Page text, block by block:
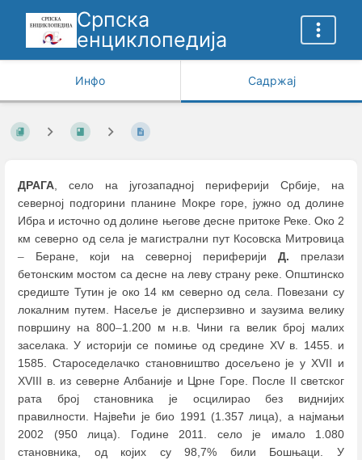
Српска
енциклопедија
Инфо Садржај
ДРАГА, село на југозападној периферији Србије, на
северној подгорини планине Мокре горе, јужно од долине
Ибра и источно од долине његове десне притоке Реке. Око 2
км северно од села је магистрални пут Косовска Митровица
– Беране, који на северној периферији Д. прелази
бетонским мостом са десне на леву страну реке. Општинско
средиште Тутин је око 14 км северно од села. Повезани су
локалним путем. Насеље је дисперзивно и заузима велику
површину на 800–1.200 м н.в. Чини га велик број малих
заселака. У историји се помиње од средине XV в. 1455. и
1585. Староседелачко становништво досељено је у XVII и
XVIII в. из северне Албаније и Црне Горе. После II светског
рата број становника је осцилирао без виднијих
правилности. Највећи је био 1991 (1.357 лица), а најмањи
2002 (950 лица). Године 2011. село је имало 1.080
становника, од којих су 98,7% били Бошњаци. У